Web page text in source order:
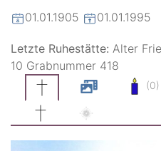
01.01.1905 01.01.1995
Letzte Ruhestätte: Alter
10 Grabnummer 418
(0)